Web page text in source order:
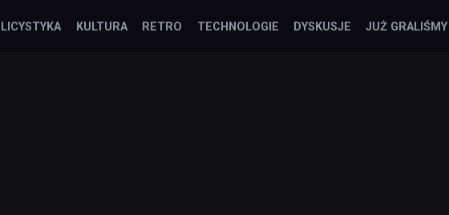
KULTURA RETRO TECHNOLOGIE DYSKUSJE JUŻ GRALIŚMY